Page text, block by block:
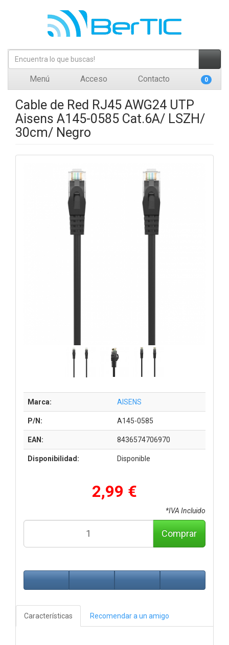
Menú Acceso Contacto 0
Cable de Red RJ45 AWG24 UTP
Aisens A145-0585 Cat.6A/ LSZH/
30cm/ Negro
Marca: AISENS
P/N: A145-0585
EAN: 8436574706970
Disponibilidad: Disponible
2,99 €
*IVA Incluido
Comprar
Características Recomendar a un amigo